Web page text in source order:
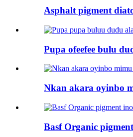
Asphalt pigment
Pupa ofeefee bulu
Nkan akara oyinbo
Basf Organic